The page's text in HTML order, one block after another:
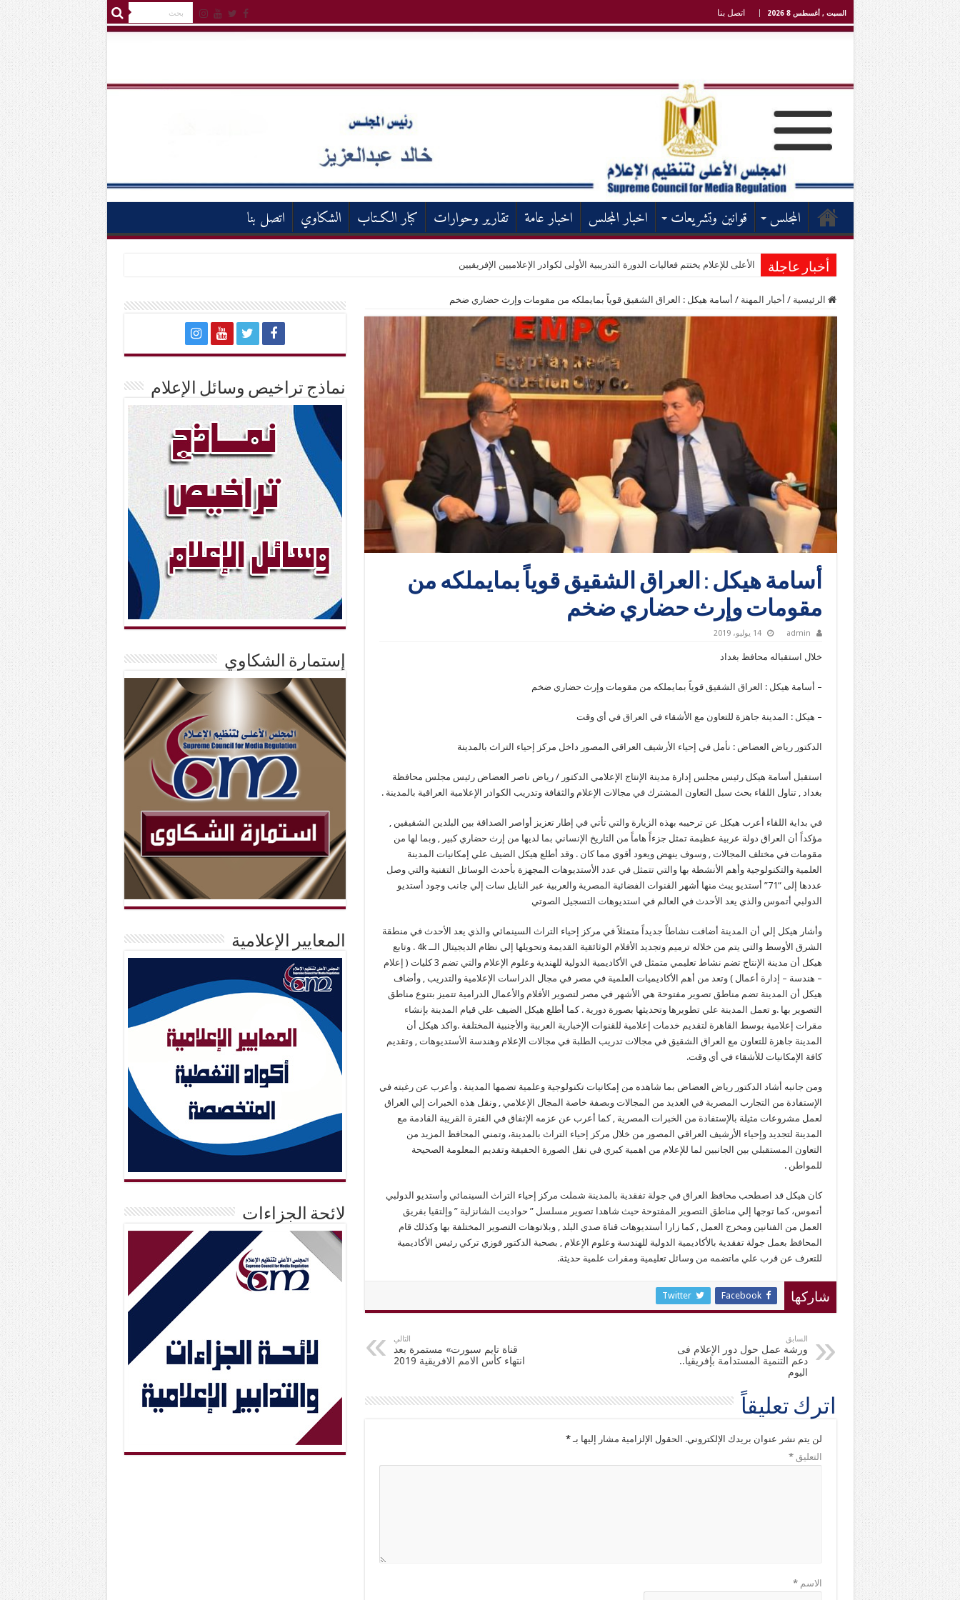
السبت , أغسطس 8 2026 اتصل بنا
المجلس قوانين وتشريعات اخبار المجلس اخبار عامة تقارير وحوارات كبار الكـتاب الشكاوي اتصل بنا
أخبار عاجلة الأعلى للإعلام يختتم فعاليات الدورة التدريبية الأولى لكوادر الإعلاميين الإفريقيين
الرئيسية / أخبار المهنة / أسامة هيكل : العراق الشقيق قوياً بمايملكه من مقومات وإرث حضاري ضخم
أسامة هيكل : العراق الشقيق قوياً بمايملكه من
مقومات وإرث حضاري ضخم
admin 14 يوليو، 2019
خلال استقباله محافظ بغداد
– أسامة هيكل : العراق الشقيق قوياً بمايملكه من مقومات وإرث حضاري ضخم
– هيكل : المدينة جاهزة للتعاون مع الأشقاء في العراق في أي وقت
الدكتور رياض العضاض : نأمل في إحياء الأرشيف العراقي المصور داخل مركز إحياء التراث بالمدينة
استقبل أسامة هيكل رئيس مجلس إدارة مدينة الإنتاج الإعلامي الدكتور / رياض ناصر العضاض رئيس مجلس محافظة
بغداد , تناول اللقاء بحث سبل التعاون المشترك في مجالات الإعلام والثقافة وتدريب الكوادر الإعلامية العراقية بالمدينة .
في بداية اللقاء أعرب هيكل عن ترحيبه بهذه الزيارة والتي تأتي في إطار تعزيز أواصر الصداقة بين البلدين الشقيقين ,
مؤكداً أن العراق دولة عربية عظيمة تمثل جزءاً هاماً من التاريخ الإنساني بما لديها من إرث حضاري كبير , وبما لها من
مقومات في مختلف المجالات , وسوف ينهض ويعود أقوي مما كان . وقد أطلع هيكل الضيف علي إمكانيات المدينة
العلمية والتكنولوجية وأهم الأنشطة بها والتي تتمثل في عدد الأستديوهات المجهزة بأحدث الوسائل التقنية والتي وصل
عددها إلى “71” أستديو يبث منها أشهر القنوات الفضائية المصرية والعربية عبر النايل سات إلي جانب وجود أستديو
الدولبي أتموس والذي يعد الأحدث في العالم في استديوهات التسجيل الصوتي
وأشار هيكل إلي أن المدينة أضافت نشاطاً جديداً متمثلاً في مركز إحياء التراث السينمائي والذي يعد الأحدث في منطقة
الشرق الأوسط والتي يتم من خلاله ترميم وتجديد الأفلام الوثائقية القديمة وتحويلها إلي نظام الديجيتال الــ 4k . وتابع
هيكل أن مدينة الإنتاج تضم نشاط تعليمي متمثل في الأكاديمية الدولية للهندية وعلوم الإعلام والتي تضم 3 كليات ( إعلام
– هندسة – إدارة أعمال ) وتعد من أهم الأكاديميات العلمية في مصر في مجال الدراسات الإعلامية والتدريب , وأضاف
هيكل أن المدينة تضم مناطق تصوير مفتوحة هي الأشهر في مصر لتصوير الأفلام والأعمال الدرامية تتميز بتنوع مناطق
التصوير بها .و تعمل المدينة علي تطويرها وتحديثها بصورة دورية . كما أطلع هيكل الضيف علي قيام المدينة بإنشاء
مقرات إعلامية بوسط القاهرة لتقديم خدمات إعلامية للقنوات الإخبارية العربية والأجنبية المختلفة .واكد هيكل أن
المدينة جاهزة للتعاون مع العراق الشقيق في مجالات تدريب الطلبة في مجالات الإعلام وهندسة الأستديوهات , وتقديم
كافة الإمكانيات للأشقاء في أي وقت.
ومن جانبه أشاد الدكتور رياض العضاض بما شاهده من إمكانيات تكنولوجية وعلمية تضمها المدينة . وأعرب عن رغبته في
الإستفادة من التجارب المصرية في العديد من المجالات وبصفة خاصة المجال الإعلامي , ونقل هذه الخبرات إلي العراق
لعمل مشروعات مثيلة بالإستفادة من الخبرات المصرية , كما أعرب عن عزمه الإتفاق في الفترة القريبة القادمة مع
المدينة لتجديد وإحياء الأرشيف العراقي المصور من خلال مركز إحياء التراث بالمدينة، وتمني المحافظ المزيد من
التعاون المستقبلي بين الجانبين لما للإعلام من اهمية كبري في نقل الصورة الحقيقة وتقديم المعلومة الصحيحة
للمواطن .
كان هيكل قد اصطحب محافظ العراق في جولة تفقدية بالمدينة شملت مركز إحياء التراث السينمائي وأستديو الدولبي
أتموس، كما توجها إلي مناطق التصوير المفتوحة حيث شاهدا تصوير مسلسل ” حواديت الشانزلية ” وإلتقيا بفريق
العمل من الفنانين ومخرج العمل , كما زارا أستديوهات قناة صدي البلد , وبلاتوهات التصوير المختلفة بها وكذلك قام
المحافظ بعمل جولة تفقدية بالأكاديمية الدولية للهندسة وعلوم الإعلام , بصحبة الدكتور فوزي تركي رئيس الأكاديمية
للتعرف عن قرب علي ماتضمه من وسائل تعليمية ومقرات علمية حديثة.
شاركها Facebook
Twitter
السابق
ورشة عمل حول دور الإعلام فى
دعم التنمية المستدامة بإفريقيا..
اليوم
التالي
قناة تايم سبورت» مستمرة بعد
انتهاء كأس الامم الافريقية 2019
اترك تعليقاً
لن يتم نشر عنوان بريدك الإلكتروني. الحقول الإلزامية مشار إليها بـ*
التعليق*
الاسم*
نماذج تراخيص وسائل الإعلام
إستمارة الشكاوي
المعايير الإعلامية
لائحة الجزاءات